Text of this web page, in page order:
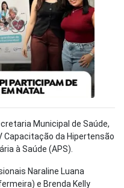
Municipal de Saúde,
Capacitação da Hipertensão
à Saúde (APS).
Naraline Luana
e Brenda Kelly